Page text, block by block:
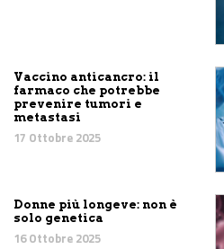
Vaccino anticancro: il
farmaco che potrebbe
prevenire tumori e
metastasi
17 Ottobre 2025
Donne più longeve: non è
solo genetica
16 Ottobre 2025